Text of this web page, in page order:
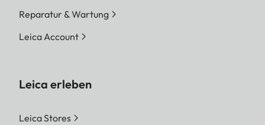
Reparatur & Wartung
Leica Account
Leica erleben
Leica Stores